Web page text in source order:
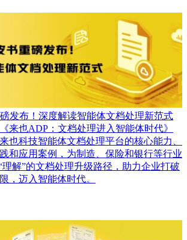
发布！深度解读智能体文档处理新范式
来也ADP：文档处理进入智能体时代》
也科技智能体文档处理平台的核心能力、
和应用案例，为制造、保险和银行等行业
理解”的文档处理升级路径，助力企业打破
，迈入智能体时代。